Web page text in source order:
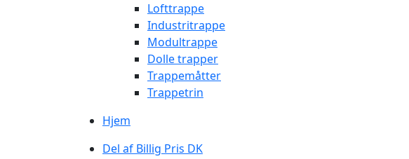
Lofttrappe
Industritrappe
Modultrappe
Dolle trapper
Trappemåtter
Trappetrin
Hjem
Del af Billig Pris DK